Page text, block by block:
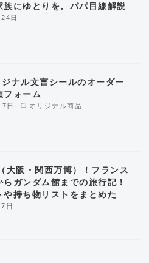
日
族にゆとりを。パパ目線解説
日 オリジナル商品
ナル文言シールのオーダー
フォーム
日
大阪・関西万博）！フランス
ガンダム館までの旅行記！
や持ち物リストをまとめた